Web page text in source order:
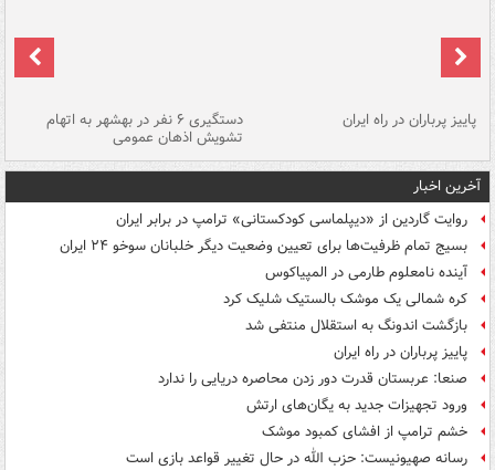
پاییز پرباران در راه ایران دستگیری ۶ نفر در بهشهر به اتهام
تشویش اذهان عمومی
آخرین اخبار
روایت گاردین از «دیپلماسی کودکستانی» ترامپ در برابر ایران
بسیج تمام ظرفیت‌ها برای تعیین وضعیت دیگر خلبانان سوخو ۲۴ ایران
آینده نامعلوم طارمی در المپیاکوس
کره شمالی یک موشک بالستیک شلیک کرد
بازگشت اندونگ به استقلال منتفی شد
پاییز پرباران در راه ایران
صنعا: عربستان قدرت دور زدن محاصره دریایی را ندارد
ورود تجهیزات جدید به یگان‌های ارتش
خشم ترامپ از افشای کمبود موشک
رسانه صهیونیست: حزب الله در حال تغییر قواعد بازی است